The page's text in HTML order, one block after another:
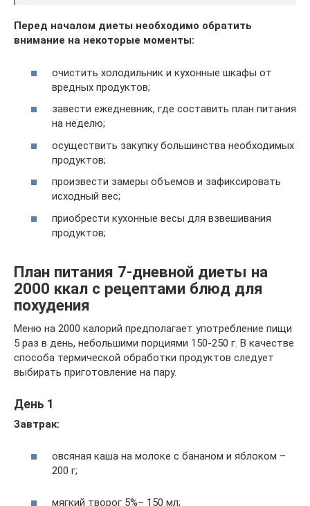
Перед началом диеты необходимо обратить
внимание на некоторые моменты:
очистить холодильник и кухонные шкафы от
вредных продуктов;
завести ежедневник, где составить план питания
на неделю;
осуществить закупку большинства необходимых
продуктов;
произвести замеры объемов и зафиксировать
исходный вес;
приобрести кухонные весы для взвешивания
продуктов;
План питания 7-дневной диеты на
2000 ккал с рецептами блюд для
похудения
Меню на 2000 калорий предполагает употребление пищи
5 раз в день, небольшими порциями 150-250 г. В качестве
способа термической обработки продуктов следует
выбирать приготовление на пару.
День 1
Завтрак:
овсяная каша на молоке с бананом и яблоком –
200 г;
мягкий творог 5%– 150 мл;